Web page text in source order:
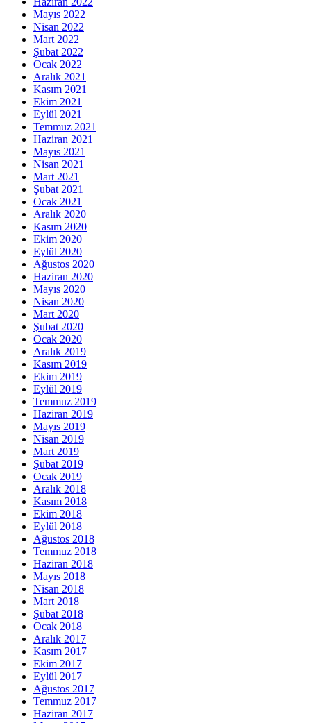
Mayıs 2022
Nisan 2022
Mart 2022
Şubat 2022
Ocak 2022
Aralık 2021
Kasım 2021
Ekim 2021
Eylül 2021
Temmuz 2021
Haziran 2021
Mayıs 2021
Nisan 2021
Mart 2021
Şubat 2021
Ocak 2021
Aralık 2020
Kasım 2020
Ekim 2020
Eylül 2020
Ağustos 2020
Haziran 2020
Mayıs 2020
Nisan 2020
Mart 2020
Şubat 2020
Ocak 2020
Aralık 2019
Kasım 2019
Ekim 2019
Eylül 2019
Temmuz 2019
Haziran 2019
Mayıs 2019
Nisan 2019
Mart 2019
Şubat 2019
Ocak 2019
Aralık 2018
Kasım 2018
Ekim 2018
Eylül 2018
Ağustos 2018
Temmuz 2018
Haziran 2018
Mayıs 2018
Nisan 2018
Mart 2018
Şubat 2018
Ocak 2018
Aralık 2017
Kasım 2017
Ekim 2017
Eylül 2017
Ağustos 2017
Temmuz 2017
Haziran 2017